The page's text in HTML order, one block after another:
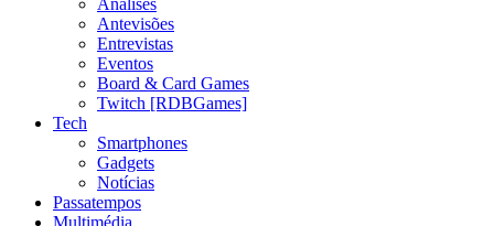
Antevisões
Entrevistas
Eventos
Board & Card Games
Twitch [RDBGames]
Tech
Smartphones
Gadgets
Notícias
Passatempos
Multimédia